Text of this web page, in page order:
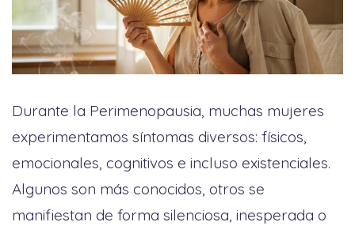
Durante la Perimenopausia, muchas mujeres
experimentamos síntomas diversos: físicos,
emocionales, cognitivos e incluso existenciales.
Algunos son más conocidos, otros se
manifiestan de forma silenciosa, inesperada o